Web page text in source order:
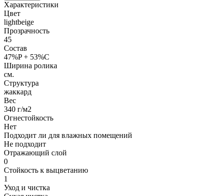
Характеристики
Цвет
lightbeige
Прозрачность
45
Состав
47%P + 53%C
Ширина ролика
см.
Структура
жаккард
Вес
340 г/м2
Огнестойкость
Нет
Подходит ли для влажных помещений
Не подходит
Отражающий слой
0
Стойкость к выцветанию
1
Уход и чистка